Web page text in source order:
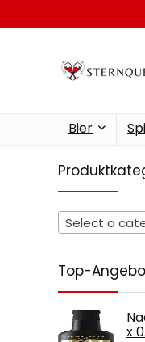
Bier
Select a
Top-
x